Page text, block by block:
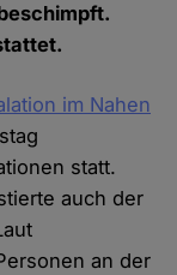
im Nahen
statt.
auch der
an der